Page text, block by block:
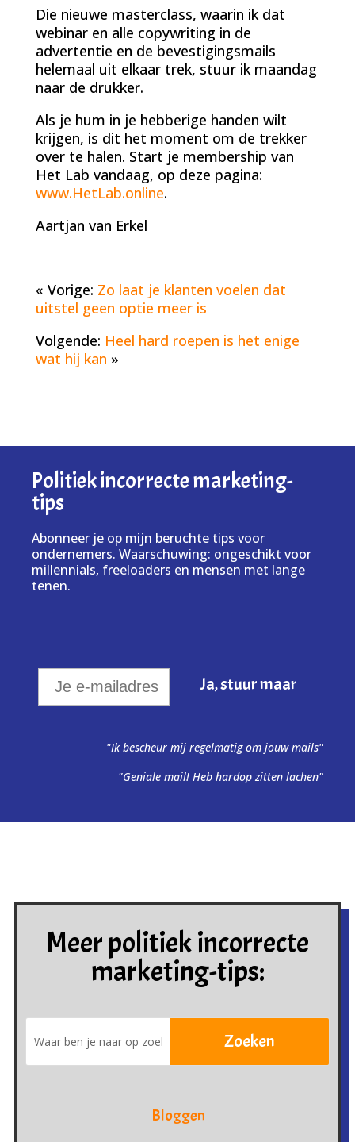
Die nieuwe masterclass, waarin ik dat
webinar en alle copywriting in de
advertentie en de bevestigingsmails
helemaal uit elkaar trek, stuur ik maandag
naar de drukker.
Als je hum in je hebberige handen wilt
krijgen, is dit het moment om de trekker
over te halen. Start je membership van
Het Lab vandaag, op deze pagina:
www.HetLab.online.
Aartjan van Erkel
« Vorige: Zo laat je klanten voelen dat
uitstel geen optie meer is
Volgende: Heel hard roepen is het enige
wat hij kan »
Politiek incorrecte marketing-
tips
Abonneer je op mijn beruchte tips voor
ondernemers. Waarschuwing: ongeschikt voor
millennials, freeloaders en mensen met lange
tenen.
"Ik bescheur mij regelmatig om jouw mails"
"Geniale mail! Heb hardop zitten lachen"
Meer politiek incorrecte
marketing-tips:
Bloggen